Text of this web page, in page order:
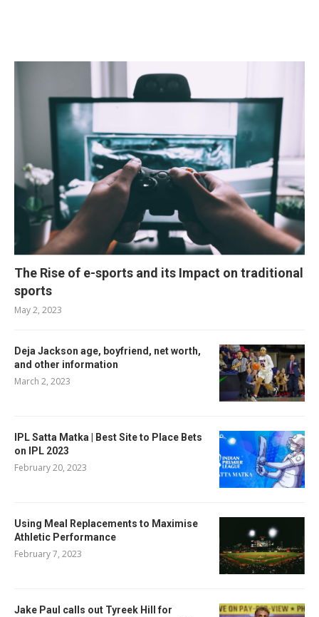
The Rise of e-sports and its Impact on traditional
sports
May 2, 2023
Deja Jackson age, boyfriend, net worth,
and other information
March 2, 2023
IPL Satta Matka | Best Site to Place Bets
on IPL 2023
February 20, 2023
Using Meal Replacements to Maximise
Athletic Performance
February 7, 2023
Jake Paul calls out Tyreek Hill for